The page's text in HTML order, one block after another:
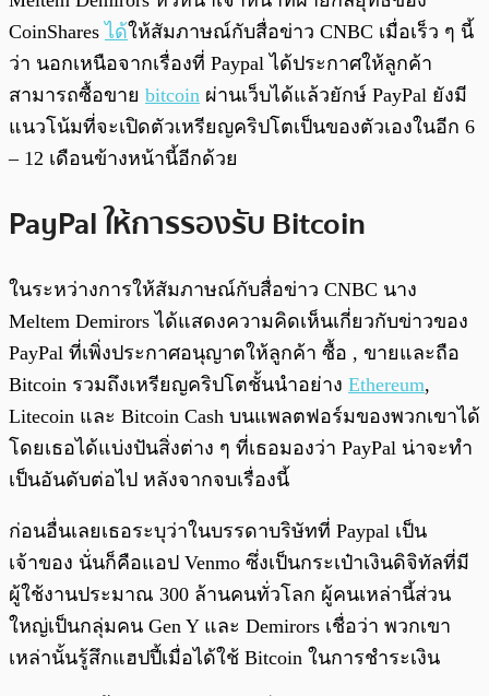
CoinShares ได้ให้สัมภาษณ์กับสื่อข่าว CNBC เมื่อเร็ว ๆ นี้
ว่า นอกเหนือจากเรื่องที่ Paypal ได้ประกาศให้ลูกค้า
สามารถซื้อขาย bitcoin ผ่านเว็บได้แล้วยักษ์ PayPal ยังมี
แนวโน้มที่จะเปิดตัวเหรียญคริปโตเป็นของตัวเองในอีก 6
– 12 เดือนข้างหน้านี้อีกด้วย
PayPal ให้การรองรับ Bitcoin
ในระหว่างการให้สัมภาษณ์กับสื่อข่าว CNBC นาง
Meltem Demirors ได้แสดงความคิดเห็นเกี่ยวกับข่าวของ
PayPal ที่เพิ่งประกาศอนุญาตให้ลูกค้า ซื้อ , ขายและถือ
Bitcoin รวมถึงเหรียญคริปโตชั้นนำอย่าง Ethereum,
Litecoin และ Bitcoin Cash บนแพลตฟอร์มของพวกเขาได้
โดยเธอได้แบ่งปันสิ่งต่าง ๆ ที่เธอมองว่า PayPal น่าจะทำ
เป็นอันดับต่อไป หลังจากจบเรื่องนี้
ก่อนอื่นเลยเธอระบุว่าในบรรดาบริษัทที่ Paypal เป็น
เจ้าของ นั่นก็คือแอป Venmo ซึ่งเป็นกระเป๋าเงินดิจิทัลที่มี
ผู้ใช้งานประมาณ 300 ล้านคนทั่วโลก ผู้คนเหล่านี้ส่วน
ใหญ่เป็นกลุ่มคน Gen Y และ Demirors เชื่อว่า พวกเขา
เหล่านั้นรู้สึกแฮปปี้เมื่อได้ใช้ Bitcoin ในการชำระเงิน